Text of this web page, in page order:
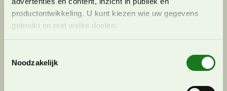
productontwikkeling. U kunt kiezen wie uw gegevens
gebruikt en met welke doelen.
verwerkt en stel uw voorkeuren in het
detailgedeelte
in.
Noodzakelijk